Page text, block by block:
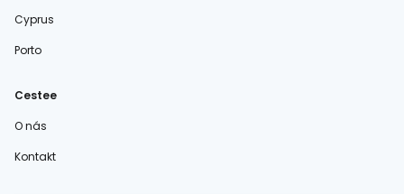
Cyprus
Porto
Cestee
O nás
Kontakt